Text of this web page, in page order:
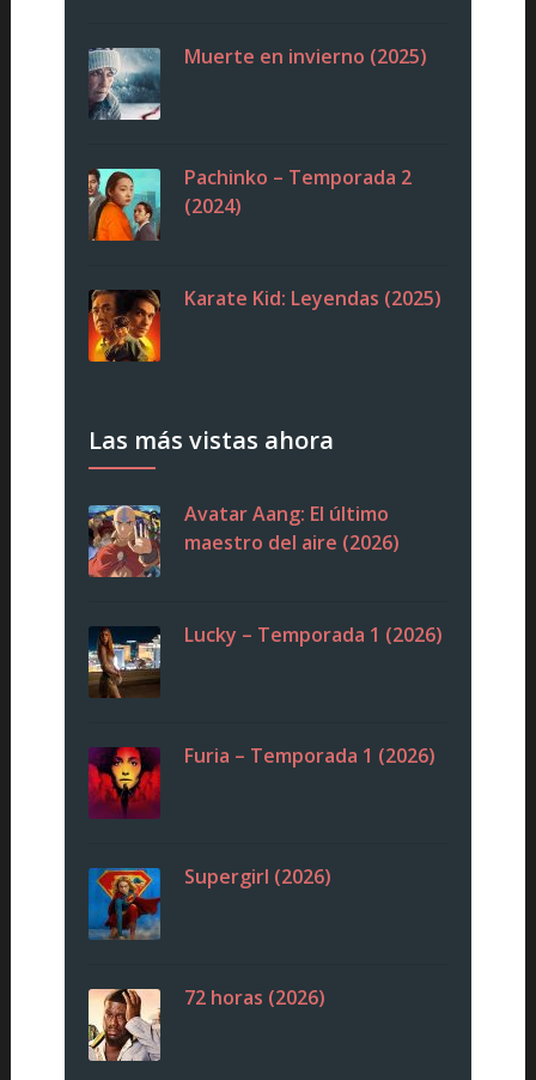
Muerte en invierno (2025)
Pachinko – Temporada 2
(2024)
Karate Kid: Leyendas (2025)
Las más vistas ahora
Avatar Aang: El último
maestro del aire (2026)
Lucky – Temporada 1 (2026)
Furia – Temporada 1 (2026)
Supergirl (2026)
72 horas (2026)